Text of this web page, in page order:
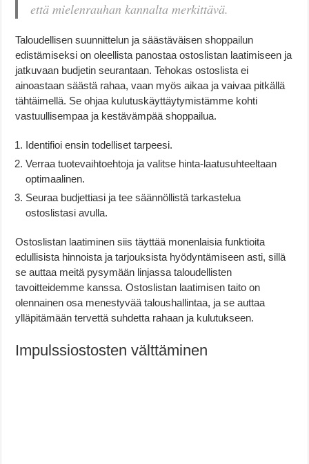
että mielenrauhan kannalta merkittävä.
Taloudellisen suunnittelun ja säästäväisen shoppailun
edistämiseksi on oleellista panostaa ostoslistan laatimiseen ja
jatkuvaan budjetin seurantaan. Tehokas ostoslista ei
ainoastaan säästä rahaa, vaan myös aikaa ja vaivaa pitkällä
tähtäimellä. Se ohjaa kulutuskäyttäytymistämme kohti
vastuullisempaa ja kestävämpää shoppailua.
Identifioi ensin todelliset tarpeesi.
Verraa tuotevaihtoehtoja ja valitse hinta-laatusuhteeltaan
optimaalinen.
Seuraa budjettiasi ja tee säännöllistä tarkastelua
ostoslistasi avulla.
Ostoslistan laatiminen siis täyttää monenlaisia funktioita
edullisista hinnoista ja tarjouksista hyödyntämiseen asti, sillä
se auttaa meitä pysymään linjassa taloudellisten
tavoitteidemme kanssa. Ostoslistan laatimisen taito on
olennainen osa menestyvää taloushallintaa, ja se auttaa
ylläpitämään tervettä suhdetta rahaan ja kulutukseen.
Impulssiostosten välttäminen